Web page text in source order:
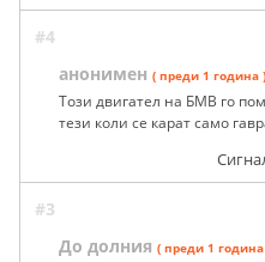
#4
анонимен ( преди 1 година )
Този двигател на БМВ го
тези коли се карат само
#3
До долния ( преди 1